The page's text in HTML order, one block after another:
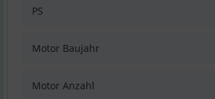
PS
Motor Baujahr
Motor Anzahl